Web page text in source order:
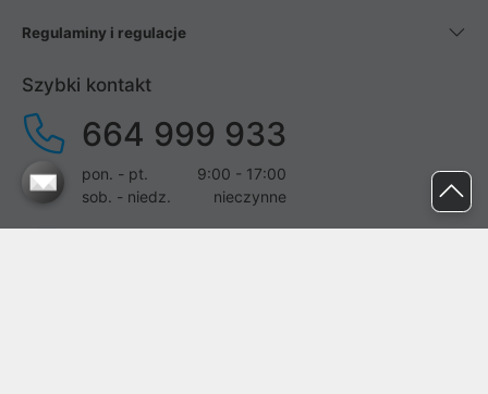
Regulaminy i regulacje
Szybki kontakt
664 999 933
pon. - pt.
9:00 - 17:00
sob. - niedz.
nieczynne